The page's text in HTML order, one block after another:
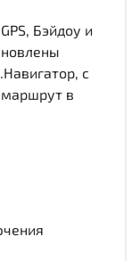
Бэйдоу и
с
в